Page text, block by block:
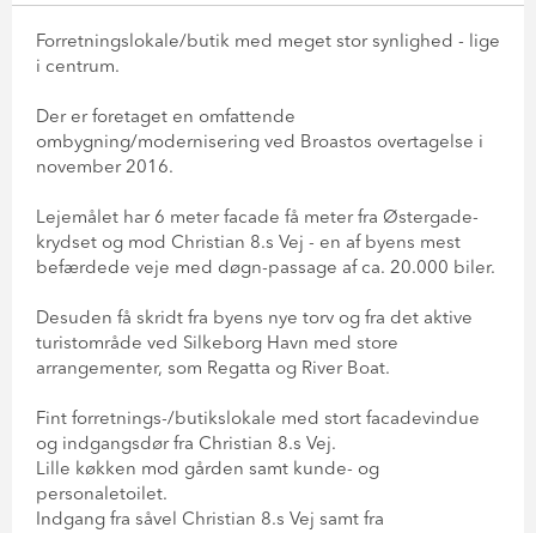
Forretningslokale/butik med meget stor synlighed - lige
i centrum.
Der er foretaget en omfattende
ombygning/modernisering ved Broastos overtagelse i
november 2016.
Lejemålet har 6 meter facade få meter fra Østergade-
krydset og mod Christian 8.s Vej - en af byens mest
befærdede veje med døgn-passage af ca. 20.000 biler.
Desuden få skridt fra byens nye torv og fra det aktive
turistområde ved Silkeborg Havn med store
arrangementer, som Regatta og River Boat.
Fint forretnings-/butikslokale med stort facadevindue
og indgangsdør fra Christian 8.s Vej.
Lille køkken mod gården samt kunde- og
personaletoilet.
Indgang fra såvel Christian 8.s Vej samt fra